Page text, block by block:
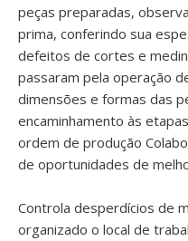
peças preparadas,
prima, conferindo sua
defeitos de cortes e
passaram pela operação
dimensões e formas das
encaminhamento às
ordem de produção
de oportunidades de
Controla desperdícios de
organizado o local de